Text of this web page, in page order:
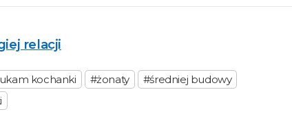
relacji
kochanki #żonaty
#średniej budowy